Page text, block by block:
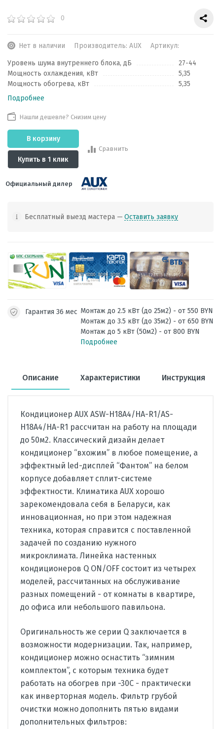
0
Нет в наличии Производитель: AUX Артикул:
Уровень шума внутреннего блока, дБ
27-44
Мощность охлаждения, кВт
5,35
Мощность обогрева, кВт
5,35
Подробнее
Нашли дешевле? Снизим цену
В корзину
Купить в 1 клик
Сравнить
Официальный дилер
Бесплатный выезд мастера — Оставить заявку
Гарантия 36 мес Монтаж до 2.5 кВт (до 25м2) - от 550 BYN
Монтаж до 3.5 кВт (до 35м2) - от 650 BYN
Монтаж до 5 кВт (50м2) - от 800 BYN
Подробнее
Описание Характеристики Инструкция
Кондиционер AUX ASW-H18A4/HA-R1/AS-
H18A4/HA-R1 рассчитан на работу на площади
до 50м2. Классический дизайн делает
кондиционер “вхожим” в любое помещение, а
эффектный led-дисплей “Фантом” на белом
корпусе добавляет сплит-системе
эффектности. Климатика AUX хорошо
зарекомендовала себя в Беларуси, как
инновационная, но при этом надежная
техника, которая справится с поставленной
задачей по созданию нужного
микроклимата. Линейка настенных
кондиционеров Q ON/OFF состоит из четырех
моделей, рассчитанных на обслуживание
разных помещений - от комнаты в квартире,
до офиса или небольшого павильона.
Оригинальность же серии Q заключается в
возможности модернизации. Так, например,
кондиционер можно оснастить “зимним
комплектом”, с которым техника будет
работать на обогрев при -30С - практически
как инверторная модель. Фильтр грубой
очистки можно дополнить пятью видами
дополнительных фильтров: